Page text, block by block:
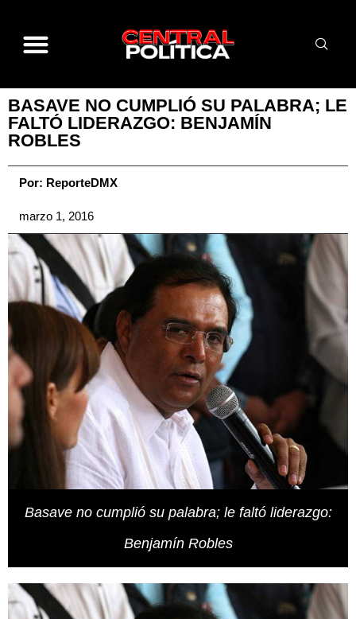
BASAVE NO CUMPLIÓ SU PALABRA; LE
FALTÓ LIDERAZGO: BENJAMÍN
ROBLES
Por: ReporteDMX
marzo 1, 2016
Basave no cumplió su palabra; le faltó liderazgo:
Benjamín Robles